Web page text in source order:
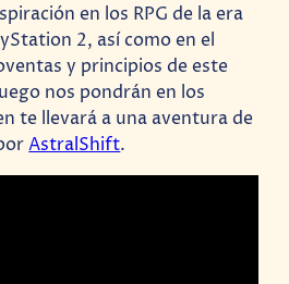
en los RPG de la era
2, así como en el
y principios de este
nos pondrán en los
te llevará a una aventura de
AstralShift.